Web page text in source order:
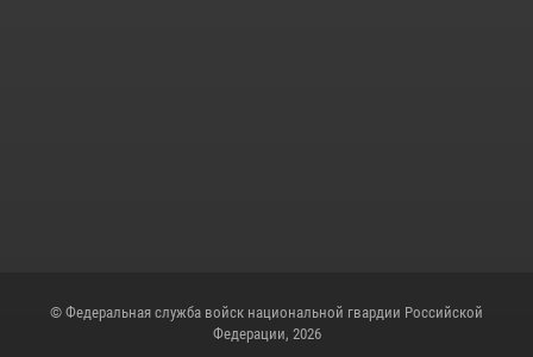
© Федеральная служба войск национальной гвардии Российской
Федерации, 2026